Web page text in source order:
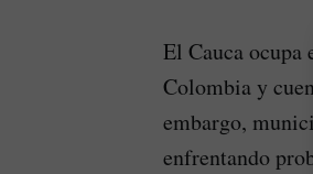
El Cauca ocupa
Colombia y
embargo,
enfrentando